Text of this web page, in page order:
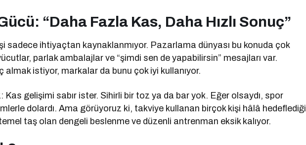
“Daha Fazla Kas, Daha Hızlı Sonuç”
sadece ihtiyaçtan kaynaklanmıyor. Pazarlama dünyası bu konuda çok
parlak ambalajlar ve “şimdi sen de yapabilirsin” mesajları var.
almak istiyor, markalar da bunu çok iyi kullanıyor.
Kas gelişimi sabır ister. Sihirli bir toz ya da bar yok. Eğer olsaydı, spor
dolardı. Ama görüyoruz ki, takviye kullanan birçok kişi hâlâ hedeflediği
taş olan dengeli beslenme ve düzenli antrenman eksik kalıyor.